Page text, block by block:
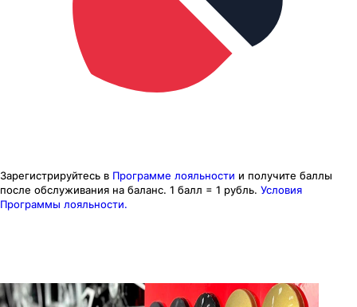
Зарегистрируйтесь в Программе лояльности и получите баллы
после обслуживания на баланс. 1 балл = 1 рубль. Условия
Программы лояльности.